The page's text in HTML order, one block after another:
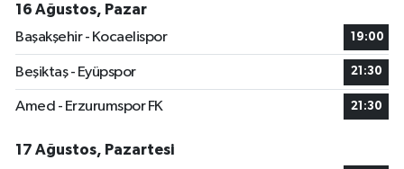
16 Ağustos, Pazar
Başakşehir - Kocaelispor
19:00
Beşiktaş - Eyüpspor 21:30
Amed - Erzurumspor FK 21:30
17 Ağustos, Pazartesi